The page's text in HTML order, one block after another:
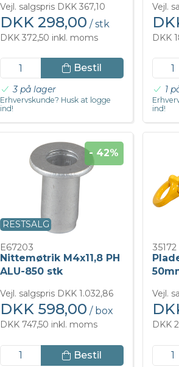
Vejl. salgspris DKK 367,10
DKK 298,00 / stk
DKK 372,50 inkl. moms
Bestil
3 på lager
Erhvervskunde? Husk at logge
ind!
Vejl.
DKK
1
ind!
RESTSALG
- 42%
E67203
Nittemøtrik M4x11,8 PH
ALU-850 stk
Vejl. salgspris DKK 1.032,86
DKK 598,00 / box
DKK 747,50 inkl. moms
Bestil
35172
Vejl.
DKK